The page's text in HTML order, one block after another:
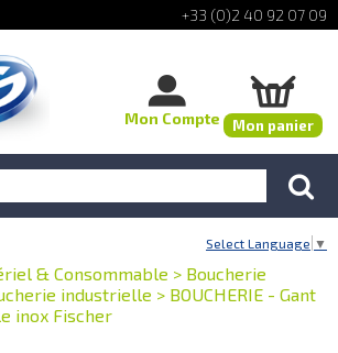
+33 (0)2 40 92 07 09
Mon Compte Mon panier
Select Language ▼
& Consommable > Boucherie
industrielle > BOUCHERIE - Gant
inox Fischer